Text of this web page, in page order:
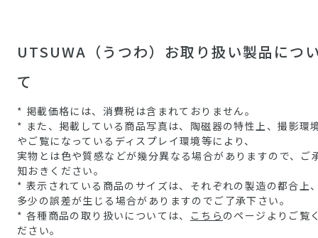
UTSUWA（うつわ）お取り扱い製品につ
て
* 掲載価格には、消費税は含まれておりません。
* また、掲載している商品写真は、陶磁器の特性上、撮影環
やご覧になっているディスプレイ環境等により、
実物とは色や質感などが幾分異なる場合がありますので、ご
知おきください。
* 表示されている商品のサイズは、それぞれの製造の都合上
多少の誤差が生じる場合がありますのでご了承下さい。
* 各種商品の取り扱いについては、
こちら のページよりご覧
ださい。